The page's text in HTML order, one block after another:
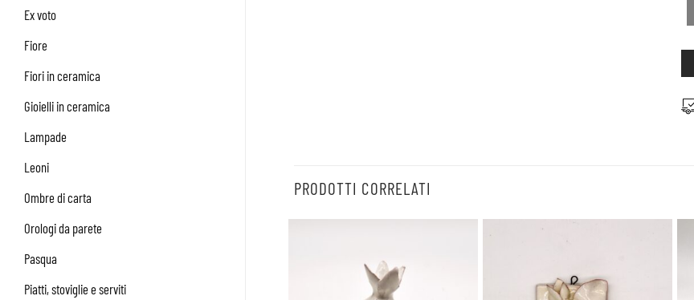
Ex voto
Fiore
Fiori in ceramica
Gioielli in ceramica
Lampade
Leoni
Ombre di carta
Orologi da parete
Pasqua
Piatti, stoviglie e serviti
PRODOTTI CORRELATI